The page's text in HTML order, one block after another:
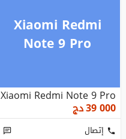
Xiaomi Redmi
Note 9 Pro
Xiaomi Redmi Note 9 Pro
39 000دج
إتصال